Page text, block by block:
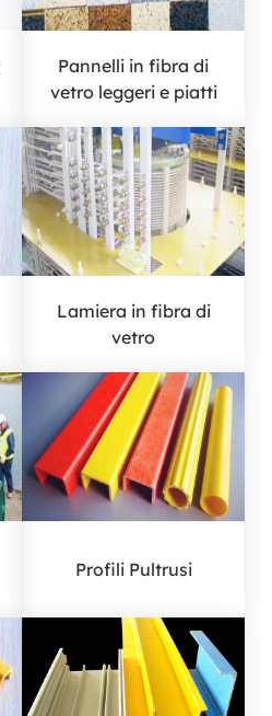
Pannelli in fibra di
vetro leggeri e piatti
Lamiera in fibra di
vetro
Profili Pultrusi